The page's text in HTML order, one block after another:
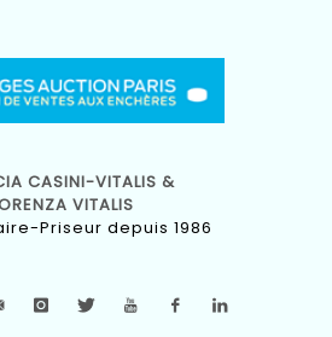
CASINI-VITALIS &
VITALIS
Priseur depuis 1986